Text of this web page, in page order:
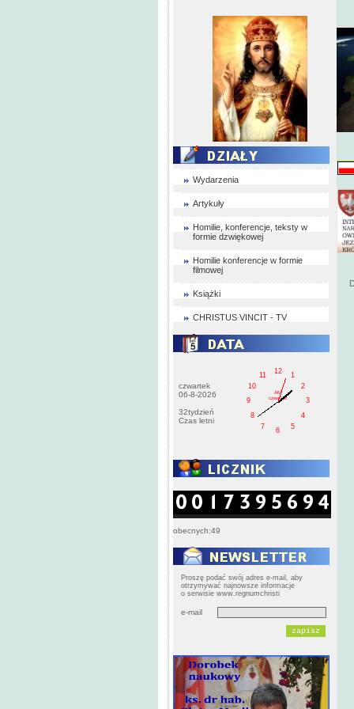
Wydarzenia
Artykuły
Homilie, konferencje, teksty w
formie dzwiękowej
Homilie konferencje w formie
filmowej
Książki
CHRISTUS VINCIT - TV
czwartek
06-8-2026
32tydzień
Czas letni
1
2
3
4
5
6
7
8
9
10
11
12
AM
czwartek
obecnych:49
Proszę podać swój adres e-mail, aby
otrzymywać najnowsze informacje
o serwisie www.regnumchristi
e-mail